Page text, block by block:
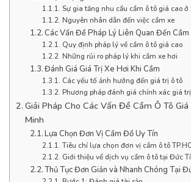
Sự gia tăng nhu cầu cầm ô tô giá cao ở
Nguyên nhân dẫn đến việc cầm xe
Các Vấn Đề Pháp Lý Liên Quan Đến Cầm
Quy định pháp lý về cầm ô tô giá cao
Những rủi ro pháp lý khi cầm xe hơi
Đánh Giá Giá Trị Xe Hơi Khi Cầm
Các yếu tố ảnh hưởng đến giá trị ô tô
Phương pháp đánh giá chính xác giá
Giải Pháp Cho Các Vấn Đề Cầm Ô Tô
Minh
Lựa Chọn Đơn Vị Cầm Đồ Uy Tín
Tiêu chí lựa chọn đơn vị cầm ô tô
Giới thiệu về dịch vụ cầm ô tô tại Đức
Thủ Tục Đơn Giản và Nhanh Chóng Tại